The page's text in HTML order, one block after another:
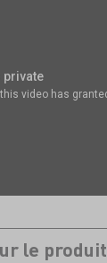
le produit